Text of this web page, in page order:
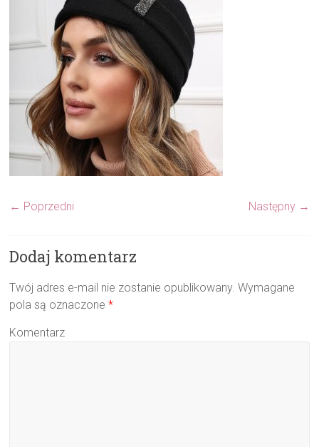
← Poprzedni Następny →
Dodaj komentarz
Twój adres e-mail nie zostanie opublikowany. Wymagane
pola są oznaczone*
Komentarz